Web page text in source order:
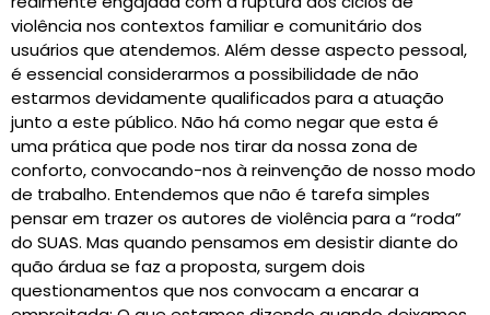
violência nos contextos familiar e comunitário dos
usuários que atendemos. Além desse aspecto pessoal,
é essencial considerarmos a possibilidade de não
estarmos devidamente qualificados para a atuação
junto a este público. Não há como negar que esta é
uma prática que pode nos tirar da nossa zona de
conforto, convocando-nos à reinvenção de nosso modo
de trabalho. Entendemos que não é tarefa simples
pensar em trazer os autores de violência para a “roda”
do SUAS. Mas quando pensamos em desistir diante do
quão árdua se faz a proposta, surgem dois
questionamentos que nos convocam a encarar a